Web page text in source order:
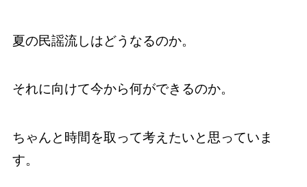
夏の民謡流しはどうなるのか。
それに向けて今から何ができるのか。
ちゃんと時間を取って考えたいと思っていま
す。